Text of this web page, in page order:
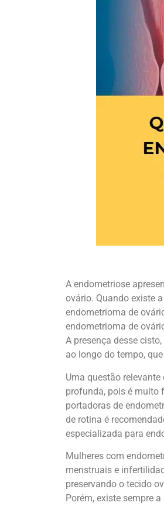
A endometriose
ovário. Quando existe
endometrioma de
endometrioma de
A presença desse
ao longo do tempo,
Uma questão
profunda, pois é muito
portadoras de
de rotina é
especializada para
Mulheres com
menstruais e
preservando o tecido
Porém, existe sempre